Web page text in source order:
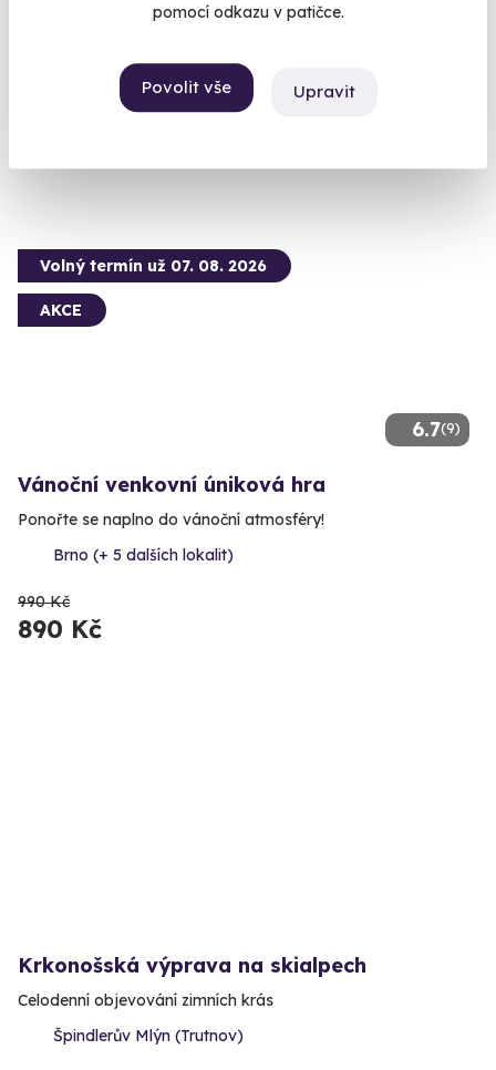
pomocí odkazu v patičce.
Povolit vše Upravit
Exkluzivní let balónem nad Alpami
v proutěném koši nad vrcholky alpských velikánů
Gemeinde Filzmoos, Rakousko
6.7(9)
Volný termín už 07. 08. 2026
AKCE
Vánoční venkovní úniková hra
Ponořte se naplno do vánoční atmosféry!
Brno (+ 5 dalších lokalit)
990 Kč
890 Kč
Krkonošská výprava na skialpech
Celodenní objevování zimních krás
Špindlerův Mlýn (Trutnov)